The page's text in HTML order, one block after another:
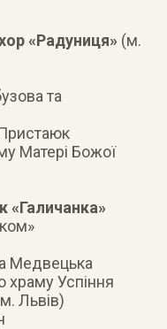
«Радуниця» (м.
та
Матері Божої
«Галичанка»
Медвецька
храму Успіння
Львів)